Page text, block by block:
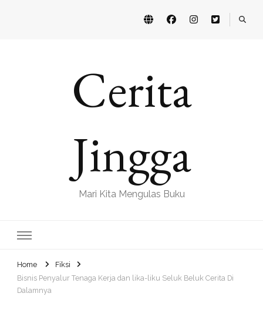
Cerita
Jingga
Mari Kita Mengulas Buku
Home
Fiksi
Bisnis Penyalur Tenaga Kerja dan lika-liku Seluk Beluk Cerita Di
Dalamnya